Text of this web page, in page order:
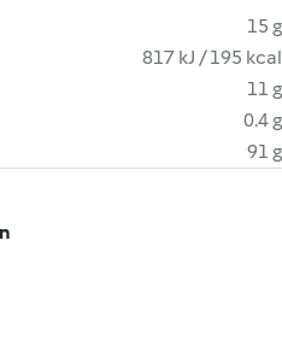
15 g
817 kJ / 195 kcal
11 g
0.4 g
91 g